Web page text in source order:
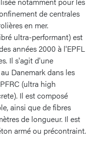
de centrales
en mer.
ultra-performant) est
années 2000 à l'EPFL
Il s'agit d'une
Danemark dans les
(ultra high
Il est composé
ainsi que de fibres
de longueur. Il est
armé ou précontraint.